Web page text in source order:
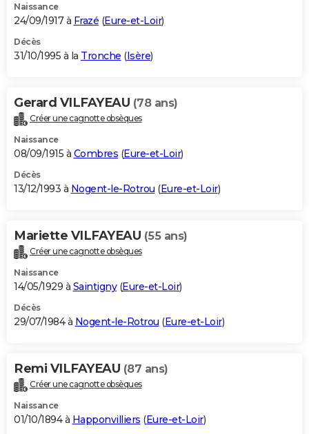
Naissance
24/09/1917 à Frazé (Eure-et-Loir)
Décès
31/10/1995 à la Tronche (Isère)
Gerard VILFAYEAU (78 ans)
Créer une cagnotte obsèques
Naissance
08/09/1915 à Combres (Eure-et-Loir)
Décès
13/12/1993 à Nogent-le-Rotrou (Eure-et-Loir)
Mariette VILFAYEAU (55 ans)
Créer une cagnotte obsèques
Naissance
14/05/1929 à Saintigny(Eure-et-Loir)
Décès
29/07/1984 à Nogent-le-Rotrou (Eure-et-Loir)
Remi VILFAYEAU (87 ans)
Créer une cagnotte obsèques
Naissance
01/10/1894 à Happonvilliers (Eure-et-Loir)